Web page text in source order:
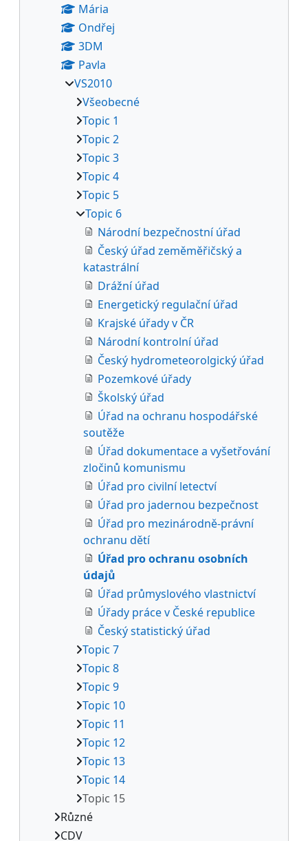
Mária
Ondřej
3DM
Pavla
VS2010
Všeobecné
Topic 1
Topic 2
Topic 3
Topic 4
Topic 5
Topic 6
Národní bezpečnostní úřad
Český úřad zeměměřičský a
katastrální
Drážní úřad
Energetický regulační úřad
Krajské úřady v ČR
Národní kontrolní úřad
Český hydrometeorolgický úřad
Pozemkové úřady
Školský úřad
Úřad na ochranu hospodářské
soutěže
Úřad dokumentace a vyšetřování
zločinů komunismu
Úřad pro civilní letectví
Úřad pro jadernou bezpečnost
Úřad pro mezinárodně-právní
ochranu dětí
Úřad pro ochranu osobních
údajů
Úřad průmyslového vlastnictví
Úřady práce v České republice
Český statistický úřad
Topic 7
Topic 8
Topic 9
Topic 10
Topic 11
Topic 12
Topic 13
Topic 14
Topic 15
Různé
CDV